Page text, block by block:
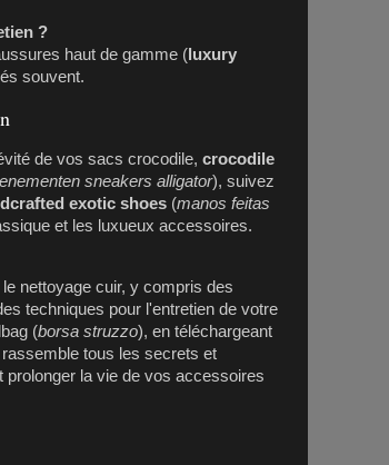
?
haut de gamme ( luxury
souvent.
de vos sacs crocodile, crocodile
sneakers alligator), suivez
exotic shoes (manos feitas
et les luxueux accessoires.
nettoyage cuir, y compris des
techniques pour l'entretien de votre
(borsa struzzo), en téléchargeant
tous les secrets et
prolonger la vie de vos accessoires